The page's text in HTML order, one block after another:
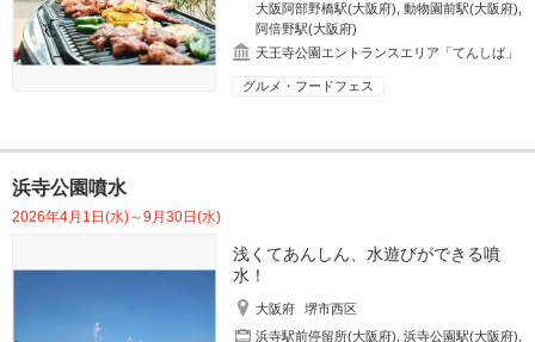
大阪阿部野橋駅(大阪府) ,動物園前駅(大阪府)
阿倍野駅(大阪府)
天王寺公園エントランスエリア「てんしば」
グルメ・フードフェス
浜寺公園噴水
2026年4月1日(水)～9月30日(水)
浅くてあんしん、水遊びができる噴
水！
大阪府
堺市西区
浜寺駅前停留所(大阪府) ,浜寺公園駅(大阪府)